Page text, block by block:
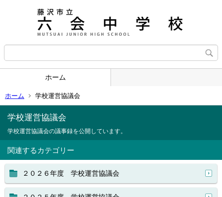
ホーム
ホーム 学校運営協議会
学校運営協議会
学校運営協議会の議事録を公開しています。
関連するカテゴリー
２０２６年度 学校運営協議会